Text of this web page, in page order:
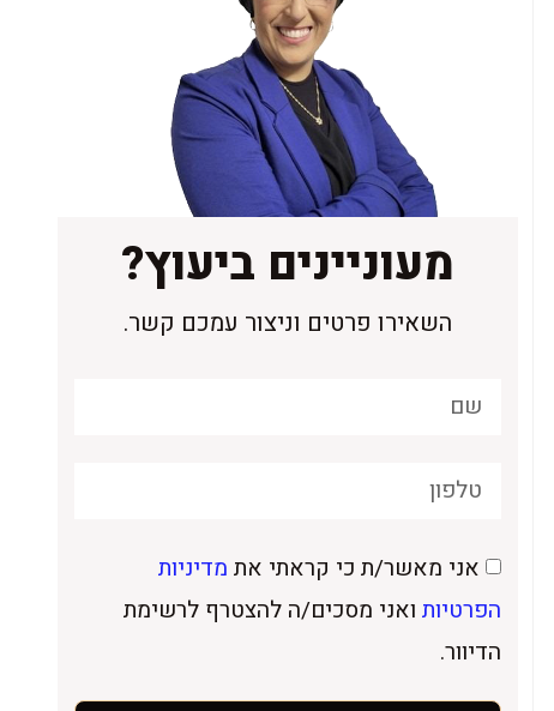
מעוניינים ביעוץ?
השאירו פרטים וניצור עמכם קשר.
אני מאשר/ת כי קראתי את מדיניות
הפרטיות ואני מסכים/ה להצטרף לרשימת
הדיוור.